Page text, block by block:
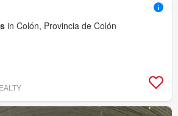
in Colón, Provincia de Colón